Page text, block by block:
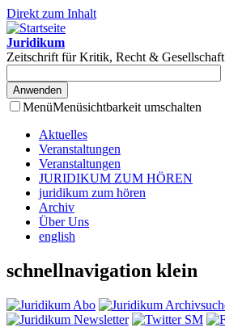
Direkt zum Inhalt
Juridikum
Zeitschrift für Kritik, Recht & Gesellschaft
MenüMenüsichtbarkeit umschalten
Aktuelles
Veranstaltungen
Veranstaltungen
JURIDIKUM ZUM HÖREN
juridikum zum hören
Archiv
Über Uns
english
schnellnavigation klein